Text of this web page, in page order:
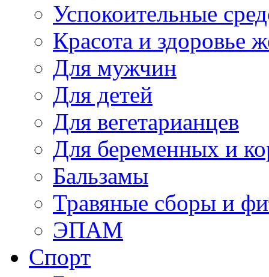
Успокоительные
Красота и здоровье
Для мужчин
Для детей
Для вегетарианцев
Для беременных и
Бальзамы
Травяные сборы и
ЭПАМ
Спорт